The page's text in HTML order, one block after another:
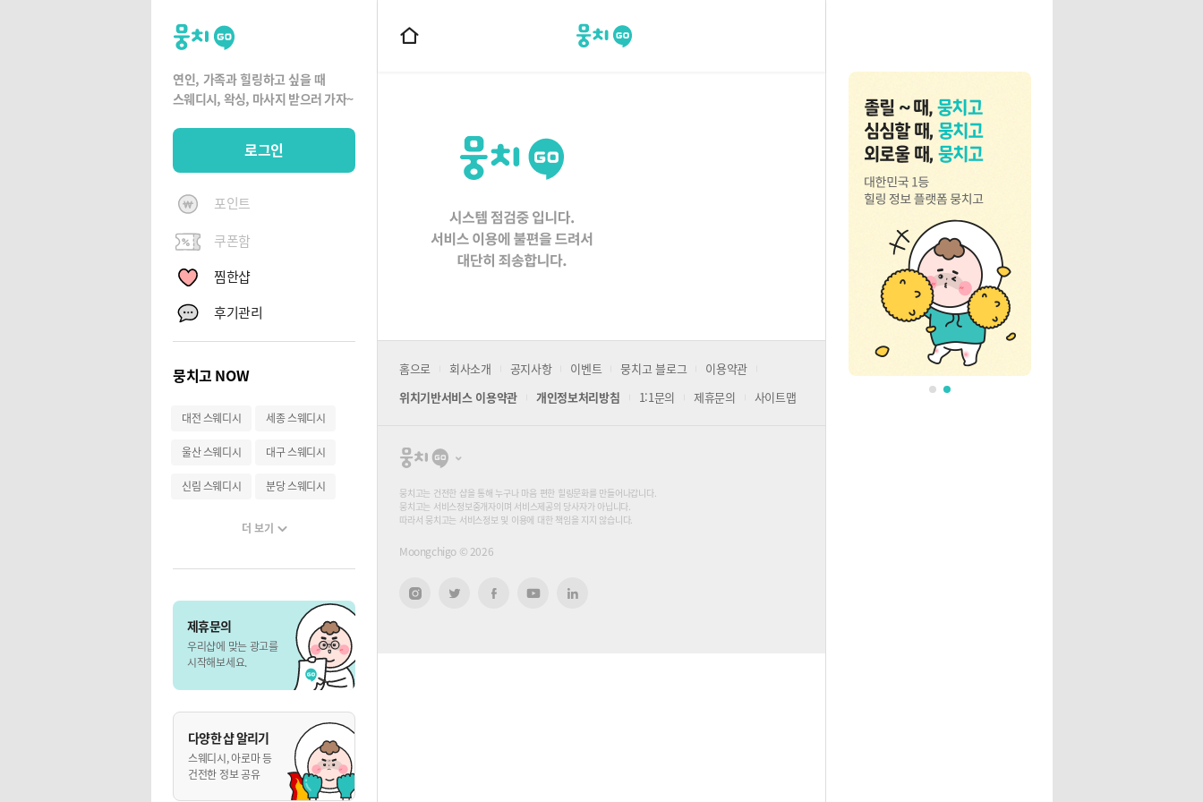
뭉
치
고
연인, 가족과 힐링하고 싶을 때
스웨디시, 왁싱, 마사지 받으러 가자~
로그인
포인트
쿠폰함
찜한샵
후기관리
뭉치고 NOW
대전 스웨디시 세종 스웨디시
울산 스웨디시 대구 스웨디시
신림 스웨디시 분당 스웨디시
더 보기
제휴문의
우리샵에 맞는 광고를
시작해보세요.
다양한 샵 알리기
스웨디시, 아로마 등
건전한 정보 공유
뭉치고
홈
홈으로 회사소개 공지사항 이벤트 뭉치고 블로그
이용약관
위치기반서비스 이용약관
개인정보처리방침 1:1문의 제휴문의 사이트맵
뭉
고
뭉치고는 건전한 샵을 통해 누구나 마음 편한 힐링문화를 만들어나갑니다.
뭉치고는 서비스정보중개자이며 서비스제공의 당사자가 아닙니다.
따라서 뭉치고는 서비스정보 및 이용에 대한 책임을 지지 않습니다.
Moongchigo © 2026